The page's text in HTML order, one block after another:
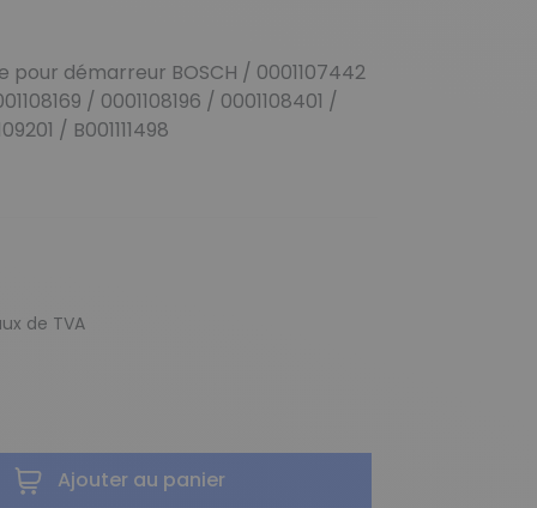
démarreur BOSCH / 0001107442
/ 0001108196 / 0001108401 /
/ B001111498
de TVA
Ajouter au panier